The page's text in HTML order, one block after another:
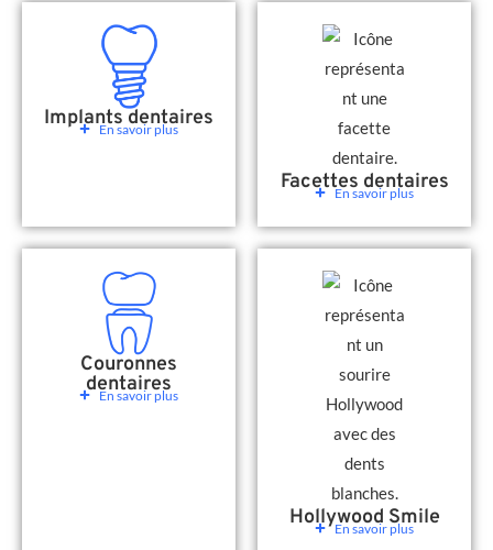
Implants dentaires
En savoir plus
Facettes dentaires
En savoir plus
Couronnes
dentaires
En savoir plus
Hollywood Smile
En savoir plus